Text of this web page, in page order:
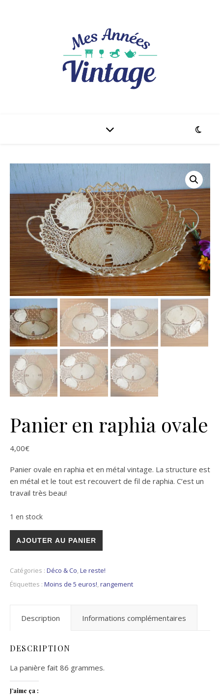
Panier en raphia ovale
4,00€
Panier ovale en raphia et en métal vintage. La structure est
en métal et le tout est recouvert de fil de raphia. C’est un
travail très beau!
1 en stock
AJOUTER AU PANIER
Catégories : Déco & Co,Le reste!
Étiquettes : Moins de 5 euros!,rangement
Description Informations complémentaires
DESCRIPTION
La panière fait 86 grammes.
J’aime ça :